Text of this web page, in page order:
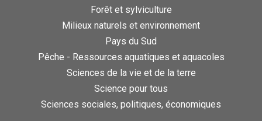
Forêt et sylviculture
Milieux naturels et environnement
Pays du Sud
Pêche - Ressources aquatiques et aquacoles
Sciences de la vie et de la terre
Science pour tous
Sciences sociales, politiques, économiques